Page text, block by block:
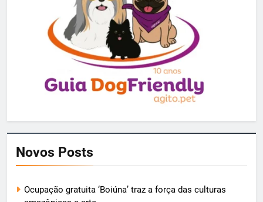
Novos Posts
Ocupação gratuita ‘Boiúna’ traz a força das culturas